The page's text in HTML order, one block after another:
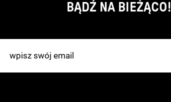
BĄDŹ NA BIEŻĄCO!